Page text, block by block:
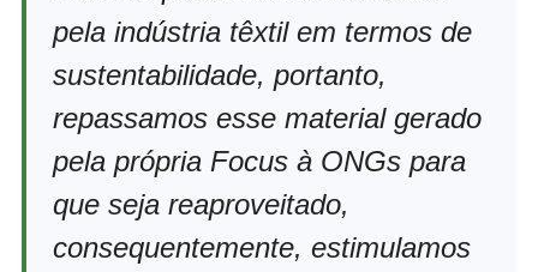
pela indústria têxtil em termos de
sustentabilidade, portanto,
repassamos esse material gerado
pela própria Focus à ONGs para
que seja reaproveitado,
consequentemente, estimulamos